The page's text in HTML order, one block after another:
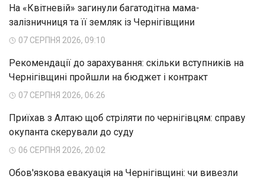
На «Квітневій» загинули багатодітна мама-
залізничниця та її земляк із Чернігівщини
07 СЕРПНЯ 2026, 09:10
Рекомендації до зарахування: скільки вступників на
Чернігівщині пройшли на бюджет і контракт
07 СЕРПНЯ 2026, 06:26
Приїхав з Алтаю щоб стріляти по чернігівцям: справу
окупанта скерували до суду
06 СЕРПНЯ 2026, 20:02
Обов'язкова евакуація на Чернігівщині: чи вивезли